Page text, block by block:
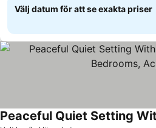
Välj datum för att se exakta priser